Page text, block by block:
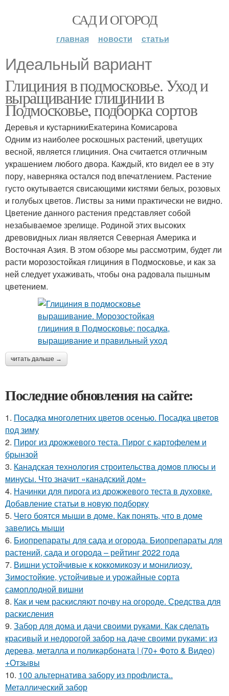
САД И ОГОРОД
главная новости статьи
Идеальный вариант
Глициния в подмосковье. Уход и
выращивание глицинии в
Подмосковье, подборка сортов
Деревья и кустарникиЕкатерина Комисарова
Одним из наиболее роскошных растений, цветущих
весной, является глициния. Она считается отличным
украшением любого двора. Каждый, кто видел ее в эту
пору, наверняка остался под впечатлением. Растение
густо окутывается свисающими кистями белых, розовых
и голубых цветов. Листвы за ними практически не видно.
Цветение данного растения представляет собой
незабываемое зрелище. Родиной этих высоких
древовидных лиан является Северная Америка и
Восточная Азия. В этом обзоре мы рассмотрим, будет ли
расти морозостойкая глициния в Подмосковье, и как за
ней следует ухаживать, чтобы она радовала пышным
цветением.
читать дальше →
Последние обновления на сайте:
1. Посадка многолетних цветов осенью. Посадка цветов
под зиму
2. Пирог из дрожжевого теста. Пирог с картофелем и
брынзой
3. Канадская технология строительства домов плюсы и
минусы. Что значит «канадский дом»
4. Начинки для пирога из дрожжевого теста в духовке.
Добавление статьи в новую подборку
5. Чего боятся мыши в доме. Как понять, что в доме
завелись мыши
6. Биопрепараты для сада и огорода. Биопрепараты для
растений, сада и огорода – рейтинг 2022 года
7. Вишни устойчивые к коккомикозу и монилиозу.
Зимостойкие, устойчивые и урожайные сорта
самоплодной вишни
8. Как и чем раскисляют почву на огороде. Средства для
раскисления
9. Забор для дома и дачи своими руками. Как сделать
красивый и недорогой забор на даче своими руками: из
дерева, металла и поликарбоната | (70+ Фото & Видео)
+Отзывы
10. 100 альтернатива забору из профлиста..
Металлический забор